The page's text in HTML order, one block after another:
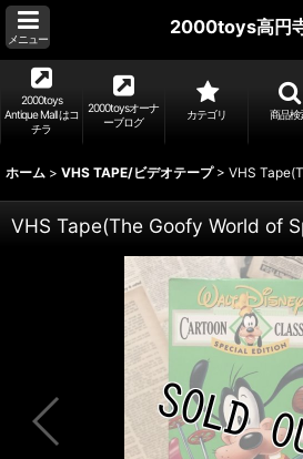
メニュー
2000toys高円
2000toys
Antique Mall はコ
チラ
2000toysオーナ
ーブログ
カテゴリ 商品検
ホーム > VHS TAPE/ビデオテープ > VHS
VHS Tape(The Goofy World of